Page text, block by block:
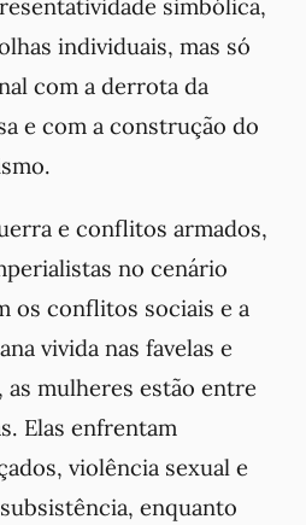
simbólica,
individuais, mas só
com a derrota da
e com a construção do
e conflitos armados,
no cenário
os conflitos sociais e a
vivida nas favelas e
mulheres estão entre
Elas enfrentam
violência sexual e
enquanto